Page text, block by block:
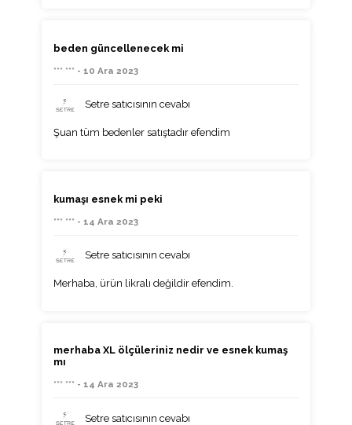
beden güncellenecek mi
*** *** - 10 Ara 2023
Setre satıcısının cevabı
Şuan tüm bedenler satıştadır efendim
kumaşı esnek mi peki
*** *** - 14 Ara 2023
Setre satıcısının cevabı
Merhaba, ürün likralı değildir efendim.
merhaba XL ölçüleriniz nedir ve esnek kumaş
mı
*** *** - 14 Ara 2023
Setre satıcısının cevabı